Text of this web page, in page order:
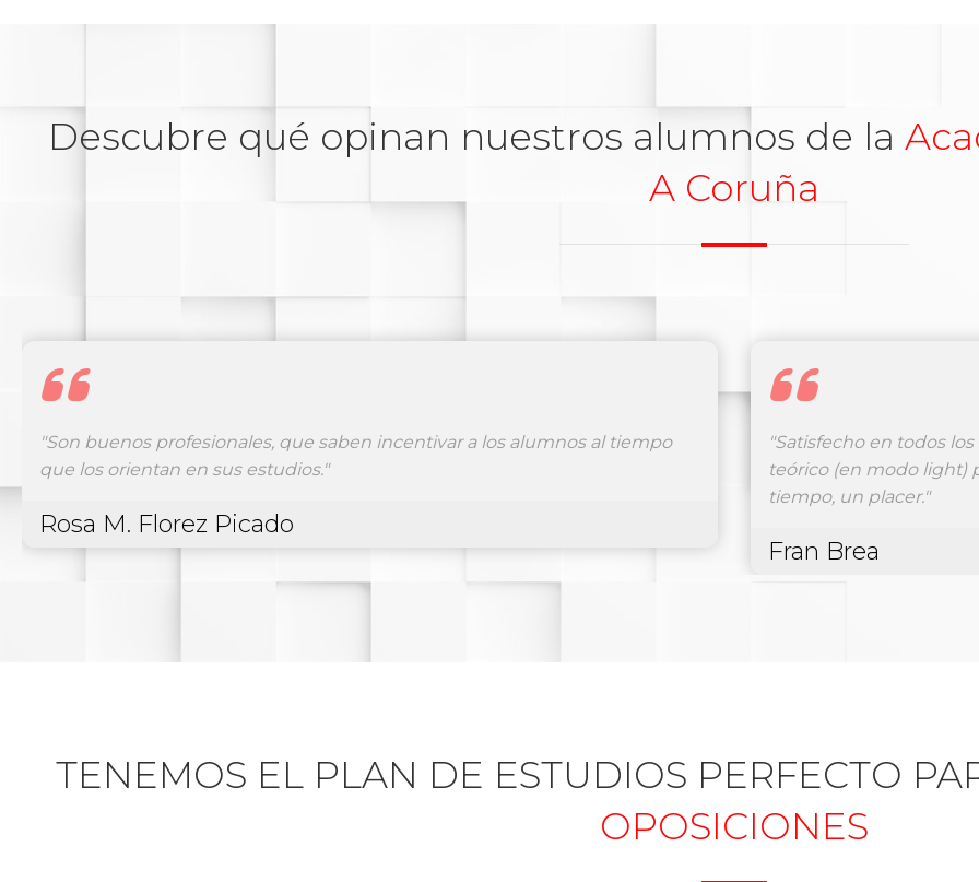
Descubre qué opinan nuestros alumnos de la
A Coruña
Fran Brea
"Satisfecho en todos los sentidos, pese a los tiempos que corren, en 5 meses
teórico (en modo light) prácticas y trabajando, gracias Natalia por tu ayuda y
Luis Destefano
"100% recomendable,
Galicia y los resultados
dedicación e
TENEMOS EL PLAN DE ESTUDIOS PERFECTO
OPOSICIONES